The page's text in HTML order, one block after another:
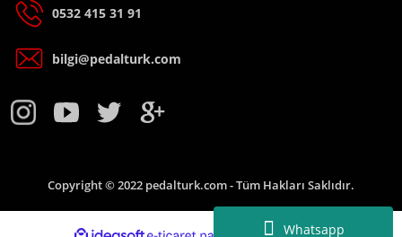
Whatsapp
0532 415 31 91
bilgi@pedalturk.com
Copyright © 2022 pedalturk.com - Tüm Hakları Saklıdır.